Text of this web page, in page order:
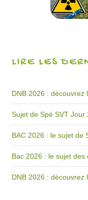
LIRE LES
DNB 2026 : découvrez
Sujet de Spé SVT Jour
BAC 2026 : le sujet de
Bac 2026 : le sujet des
DNB 2026 : découvrez